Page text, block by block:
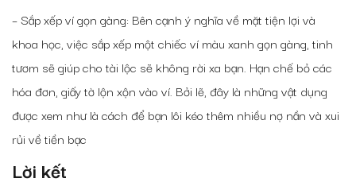
– Sắp xếp ví gọn gàng: Bên cạnh ý nghĩa về mặt tiện lợi và
khoa học, việc sắp xếp một chiếc ví màu xanh gọn gàng, tinh
tươm sẽ giúp cho tài lộc sẽ không rời xa bạn. Hạn chế bỏ các
hóa đơn, giấy tờ lộn xộn vào ví. Bởi lẽ, đây là những vật dụng
được xem như là cách để bạn lôi kéo thêm nhiều nợ nần và xui
rủi về tiền bạc
Lời kết